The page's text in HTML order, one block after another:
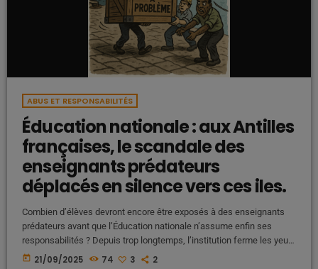
ABUS ET RESPONSABILITÉS
Éducation nationale : aux Antilles
françaises, le scandale des
enseignants prédateurs
déplacés en silence vers ces iles.
Combien d’élèves devront encore être exposés à des enseignants
prédateurs avant que l’Éducation nationale n’assume enfin ses
responsabilités ? Depuis trop longtemps, l’institution ferme les yeux,
protège ses agents au détriment de nos enfants, et déplace les
today 21/09/2025 74 3 2